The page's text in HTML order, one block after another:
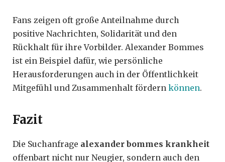
Fans zeigen oft große Anteilnahme durch
positive Nachrichten, Solidarität und den
Rückhalt für ihre Vorbilder. Alexander Bommes
ist ein Beispiel dafür, wie persönliche
Herausforderungen auch in der Öffentlichkeit
Mitgefühl und Zusammenhalt fördern können.
Fazit
Die Suchanfrage alexander bommes krankheit
offenbart nicht nur Neugier, sondern auch den